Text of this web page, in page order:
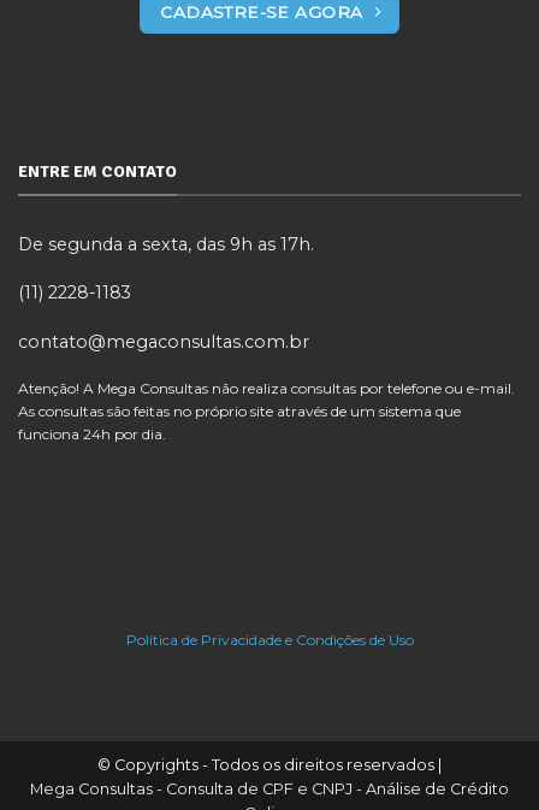
CADASTRE-SE AGORA
ENTRE EM CONTATO
De segunda a sexta, das 9h as 17h.
(11) 2228-1183
contato@megaconsultas.com.br
Atenção! A Mega Consultas não realiza consultas por telefone ou e-mail.
As consultas são feitas no próprio site através de um sistema que
funciona 24h por dia.
Política de Privacidade e Condições de Uso
© Copyrights - Todos os direitos reservados |
Mega Consultas - Consulta de CPF e CNPJ - Análise de Crédito